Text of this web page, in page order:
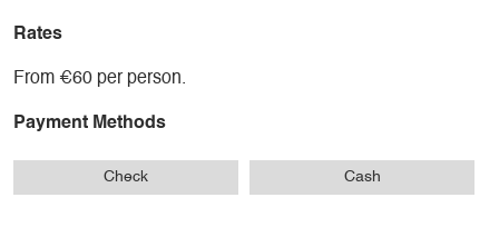
Rates
From €60 per person.
Payment Methods
Check Cash